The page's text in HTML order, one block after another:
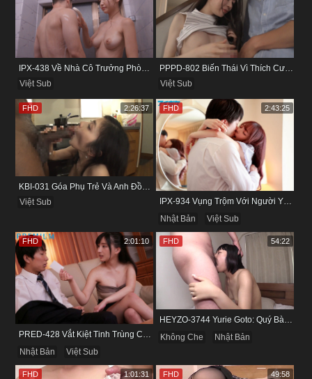
Việt Sub
Việt Sub
KBI-031 Góa Phụ Trẻ Và Anh Đồng Nghiệp Cũ
Việt Sub
FHD 2:26:37
IPX-934 Vụng Trộm Với Người Yêu Cũ Trong Khách Sạn
Nhật Bản
Việt Sub
FHD 2:43:25
PRED-428 Vắt Kiệt Tinh Trùng Của Bạn Trai Để Chừa Thói Lăng Nhăng
Nhật Bản
Việt Sub
FHD 2:01:10
HEYZO-3744 Yurie Goto: Quý Bà Dâm Phụ & Cơn Cuồng Si Mùi Buồi Khắm
Không Che
Nhật Bản
FHD 54:22
FHD 1:01:31 FHD 49:58